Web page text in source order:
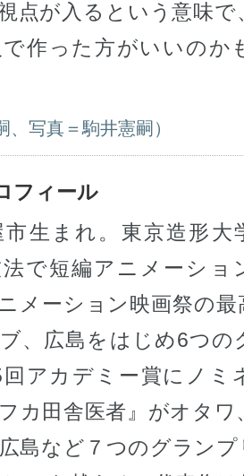
点が入るという意味で
作った方がいいのか
、写真＝駒井憲嗣）
フィール
市生まれ。東京造形大
で短編アニメーショ
メーション映画祭の
、広島をはじめ6つの
回アカデミー賞にノミ
カ田舎医者』がオタワ
島など７つのグランプ